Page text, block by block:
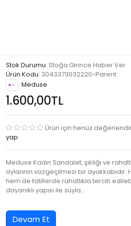
Stok Durumu: Stoğa Girince Haber Ver
Ürün Kodu: 3043373032220-Parent
Meduse
1.600,00TL
Ürün için henüz
yap
Meduse Kadın Sandalet, şıklığı ve
aylarının vazgeçilmezi bir
hem de tatillerde rahatlıkla tercih
dayanıklı yapısı ile suyla…
Devam Et